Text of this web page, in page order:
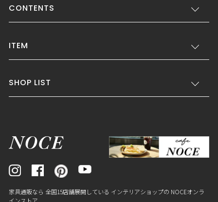
CONTENTS
ITEM
SHOP LIST
家具通販なら 全国15店舗展開している インテリアショップの NOCEオンラ
インストア